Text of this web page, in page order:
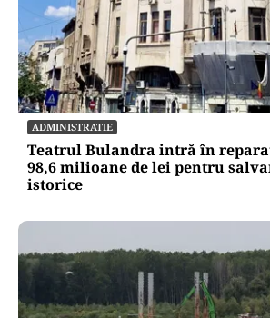
ADMINISTRATIE
Teatrul Bulandra intră în
98,6 milioane de lei pentru
istorice